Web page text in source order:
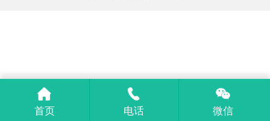
首页 电话 微信